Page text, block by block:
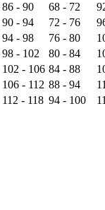
86 - 90 68 - 72
90 - 94 72 - 76
94 - 98 76 - 80
98 - 102 80 - 84
102 - 106 84 - 88
106 - 112 88 - 94
112 - 118 94 - 100